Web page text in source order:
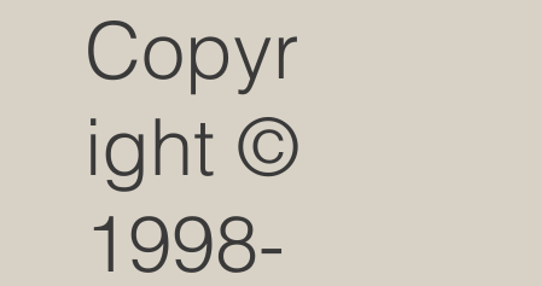
Copyr
ight ©
1998-